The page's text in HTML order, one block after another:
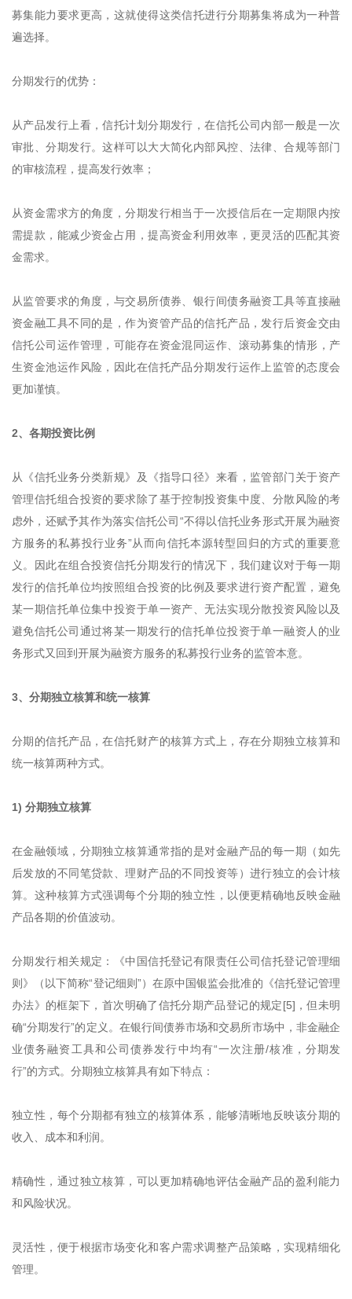
募集能力要求更高，这就使得这类信托进行分期募集将成为一种普
遍选择。
分期发行的优势：
从产品发行上看，信托计划分期发行，在信托公司内部一般是一次
审批、分期发行。这样可以大大简化内部风控、法律、合规等部门
的审核流程，提高发行效率；
从资金需求方的角度，分期发行相当于一次授信后在一定期限内按
需提款，能减少资金占用，提高资金利用效率，更灵活的匹配其资
金需求。
从监管要求的角度，与交易所债券、银行间债务融资工具等直接融
资金融工具不同的是，作为资管产品的信托产品，发行后资金交由
信托公司运作管理，可能存在资金混同运作、滚动募集的情形，产
生资金池运作风险，因此在信托产品分期发行运作上监管的态度会
更加谨慎。
2、各期投资比例
从《信托业务分类新规》及《指导口径》来看，监管部门关于资产
管理信托组合投资的要求除了基于控制投资集中度、分散风险的考
虑外，还赋予其作为落实信托公司“不得以信托业务形式开展为融资
方服务的私募投行业务”从而向信托本源转型回归的方式的重要意
义。因此在组合投资信托分期发行的情况下，我们建议对于每一期
发行的信托单位均按照组合投资的比例及要求进行资产配置，避免
某一期信托单位集中投资于单一资产、无法实现分散投资风险以及
避免信托公司通过将某一期发行的信托单位投资于单一融资人的业
务形式又回到开展为融资方服务的私募投行业务的监管本意。
3、分期独立核算和统一核算
分期的信托产品，在信托财产的核算方式上，存在分期独立核算和
统一核算两种方式。
1) 分期独立核算
在金融领域，分期独立核算通常指的是对金融产品的每一期（如先
后发放的不同笔贷款、理财产品的不同投资等）进行独立的会计核
算。这种核算方式强调每个分期的独立性，以便更精确地反映金融
产品各期的价值波动。
分期发行相关规定：《中国信托登记有限责任公司信托登记管理细
则》（以下简称“登记细则”）在原中国银监会批准的《信托登记管理
办法》的框架下，首次明确了信托分期产品登记的规定[5]，但未明
确“分期发行”的定义。在银行间债券市场和交易所市场中，非金融企
业债务融资工具和公司债券发行中均有“一次注册/核准，分期发
行”的方式。分期独立核算具有如下特点：
独立性，每个分期都有独立的核算体系，能够清晰地反映该分期的
收入、成本和利润。
精确性，通过独立核算，可以更加精确地评估金融产品的盈利能力
和风险状况。
灵活性，便于根据市场变化和客户需求调整产品策略，实现精细化
管理。